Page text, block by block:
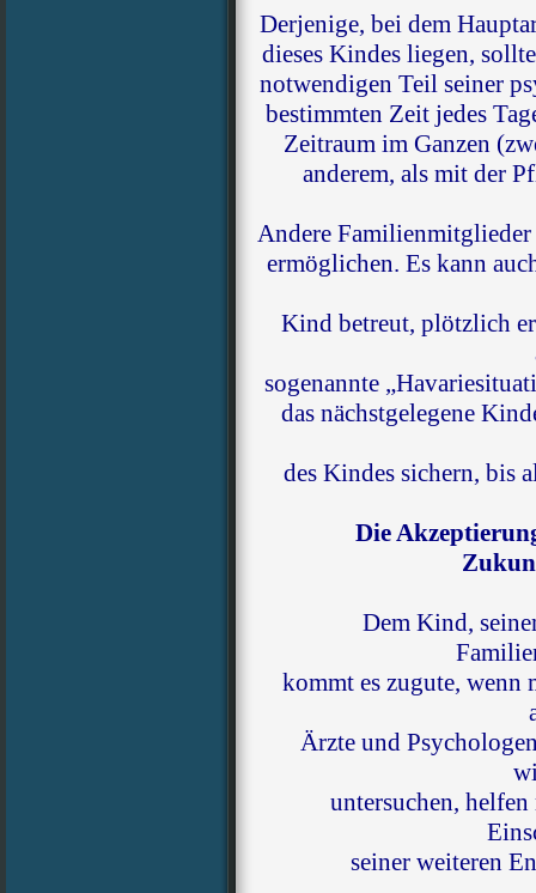
Derjenige, bei dem
dieses Kindes liegen,
notwendigen Teil seiner
bestimmten Zeit jedes
Zeitraum im Ganzen
anderem, als mit der
Andere
ermöglichen. Es kann
Kind betreut, plötzlich
sogenannte
das nächstgelegene
des Kindes sichern, bis
Die
Dem Kind,
kommt es zugute, wenn
Ärzte und
untersuchen,
seiner weiteren